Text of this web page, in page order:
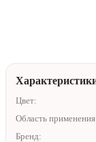
Цвет:
Область
Бренд: